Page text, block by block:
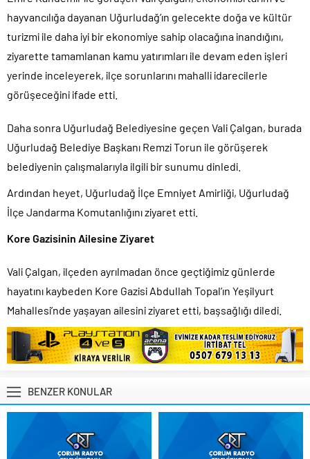
hayvancılığa dayanan Uğurludağ’ın gelecekte doğa ve kültür
turizmi ile daha iyi bir ekonomiye sahip olacağına inandığını,
ziyarette tamamlanan kamu yatırımları ile devam eden işleri
yerinde inceleyerek, ilçe sorunlarını mahalli idarecilerle
görüşeceğini ifade etti.
Daha sonra Uğurludağ Belediyesine geçen Vali Çalgan, burada
Uğurludağ Belediye Başkanı Remzi Torun ile görüşerek
belediyenin çalışmalarıyla ilgili bir sunumu dinledi.
Ardından heyet, Uğurludağ İlçe Emniyet Amirliği, Uğurludağ
İlçe Jandarma Komutanlığını ziyaret etti.
Kore Gazisinin Ailesine Ziyaret
Vali Çalgan, ilçeden ayrılmadan önce geçtiğimiz günlerde
hayatını kaybeden Kore Gazisi Abdullah Topal’ın Yeşilyurt
Mahallesi’nde yaşayan ailesini ziyaret etti, başsağlığı diledi.
BENZER KONULAR